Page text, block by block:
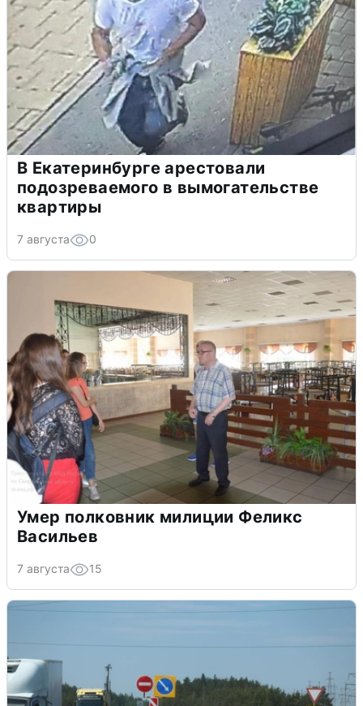
В Екатеринбурге арестовали
подозреваемого в вымогательстве
квартиры
7 августа 0
Умер полковник милиции Феликс
Васильев
7 августа 15